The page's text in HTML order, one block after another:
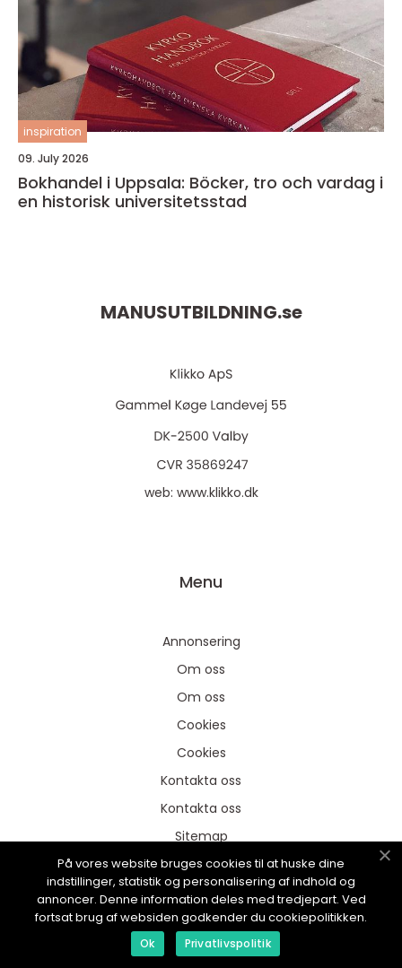
inspiration
09. July 2026
Bokhandel i Uppsala: Böcker, tro och vardag i
en historisk universitetsstad
MANUSUTBILDNING.se
web: www.klikko.dk
Menu
Annonsering
Om oss
Om oss
Cookies
Cookies
Kontakta oss
Kontakta oss
Sitemap
Sitemap
Annonsering
På vores website bruges cookies til at huske dine
indstillinger, statistik og personalisering af indhold og
annoncer. Denne information deles med tredjepart. Ved
fortsat brug af websiden godkender du cookiepolitikken.
Ok Privatlivspolitik